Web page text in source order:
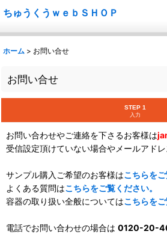
ちゅうくうｗｅｂＳＨＯＰ
ホーム > お問い合せ
お問い合せ
STEP 1
入力
お問い合わせやご連絡を下さるお客様は
受信設定頂けていない場合やメールアド
サンプル購入ご希望のお客様はこちらをご
よくある質問はこちらをご覧ください。
容器の取り扱い全般についてはこちらをご
電話でお問い合わせの場合は 0120-20-